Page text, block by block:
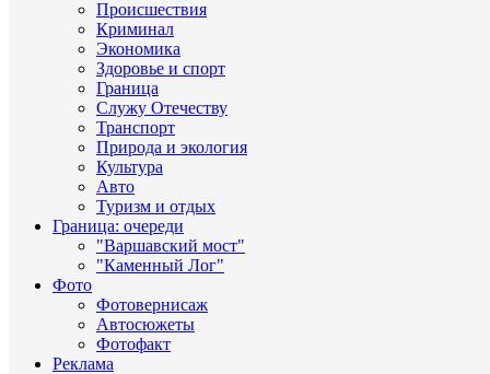
Происшествия
Криминал
Экономика
Здоровье и спорт
Граница
Служу Отечеству
Транспорт
Природа и экология
Культура
Авто
Туризм и отдых
Граница: очереди
"Варшавский мост"
"Каменный Лог"
Фото
Фотовернисаж
Автосюжеты
Фотофакт
Реклама